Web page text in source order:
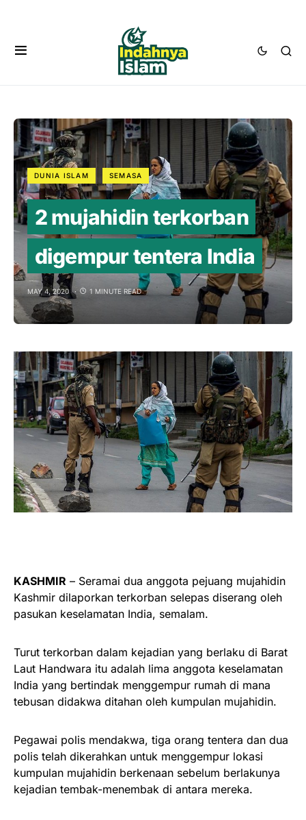
DUNIA ISLAM SEMASA
2 mujahidin terkorban
digempur tentera India
MAY 4, 2020 1 MINUTE READ
KASHMIR – Seramai dua anggota pejuang mujahidin
Kashmir dilaporkan terkorban selepas diserang oleh
pasukan keselamatan India, semalam.
Turut terkorban dalam kejadian yang berlaku di Barat
Laut Handwara itu adalah lima anggota keselamatan
India yang bertindak menggempur rumah di mana
tebusan didakwa ditahan oleh kumpulan mujahidin.
Pegawai polis mendakwa, tiga orang tentera dan dua
polis telah dikerahkan untuk menggempur lokasi
kumpulan mujahidin berkenaan sebelum berlakunya
kejadian tembak-menembak di antara mereka.